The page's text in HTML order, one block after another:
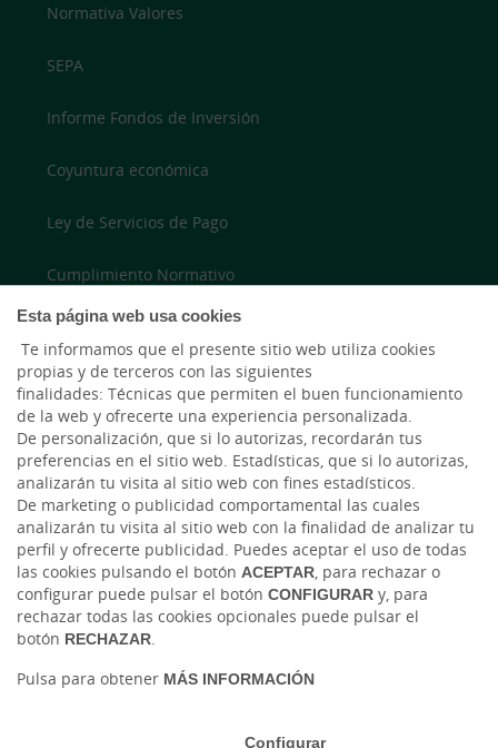
Esta página web usa cookies
Te informamos que el presente sitio web utiliza cookies
propias y de terceros con las siguientes
finalidades: Técnicas que permiten el buen funcionamiento
de la web y ofrecerte una experiencia personalizada.
De personalización, que si lo autorizas, recordarán tus
preferencias en el sitio web. Estadísticas, que si lo autorizas,
analizarán tu visita al sitio web con fines estadísticos.
De marketing o publicidad comportamental las cuales
analizarán tu visita al sitio web con la finalidad de analizar tu
perfil y ofrecerte publicidad. Puedes aceptar el uso de todas
las cookies pulsando el botón ACEPTAR, para rechazar o
configurar puede pulsar el botón CONFIGURAR y, para
rechazar todas las cookies opcionales puede pulsar el
botón RECHAZAR.
Pulsa para obtener MÁS INFORMACIÓN
Configurar
Normativa Valores
SEPA
Informe Fondos de Inversión
Coyuntura económica
Ley de Servicios de Pago
Cumplimiento Normativo
Accesibilidad
LinkedIn
Instagram
Tablón de anuncios
Protección de datos